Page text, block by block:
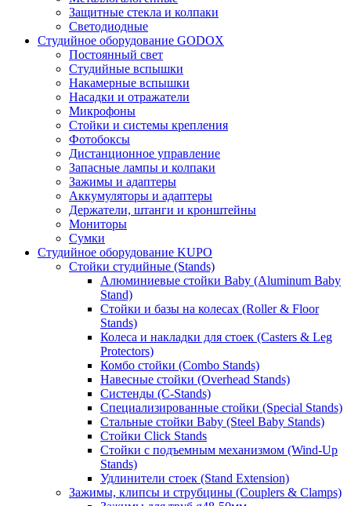
Защитные стекла и колпаки
Светодиодные
Студийное оборудование GODOX
Постоянный свет
Студийные вспышки
Накамерные вспышки
Насадки и отражатели
Микрофоны
Стойки и системы крепления
Фотобоксы
Дистанционное управление
Запасные лампы и колпаки
Зажимы и адаптеры
Аккумуляторы и адаптеры
Держатели, штанги и кронштейны
Мониторы
Сумки
Студийное оборудование KUPO
Стойки студийные (Stands)
Алюминиевые стойки Baby (Aluminum Baby
Stand)
Стойки и базы на колесах (Roller & Floor
Stands)
Колеса и накладки для стоек (Casters & Leg
Protectors)
Комбо стойки (Combo Stands)
Навесные стойки (Overhead Stands)
Систенды (C-Stands)
Специализированные стойки (Special Stands)
Стальные стойки Baby (Steel Baby Stands)
Стойки Click Stands
Стойки с подъемным механизмом (Wind-Up
Stands)
Удлинители стоек (Stand Extension)
Зажимы, клипсы и струбцины (Couplers & Clamps)